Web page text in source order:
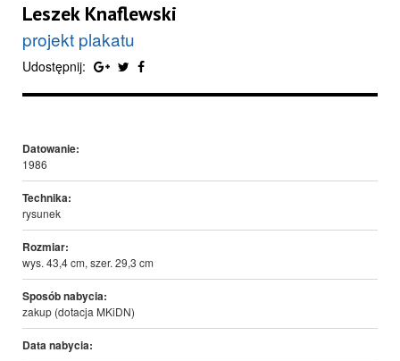
Leszek Knaflewski
projekt plakatu
Udostępnij:
Datowanie:
1986
Technika:
rysunek
Rozmiar:
wys. 43,4 cm, szer. 29,3 cm
Sposób nabycia:
zakup (dotacja MKiDN)
Data nabycia: